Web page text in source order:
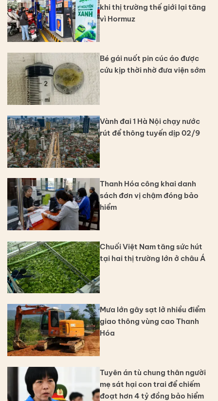
khi thị trường thế giới lại tăng
vì Hormuz
Bé gái nuốt pin cúc áo được
cứu kịp thời nhờ đưa viện sớm
Vành đai 1 Hà Nội chạy nước
rút để thông tuyến dịp 02/9
Thanh Hóa công khai danh
sách đơn vị chậm đóng bảo
hiểm
Chuối Việt Nam tăng sức hút
tại hai thị trường lớn ở châu Á
Mưa lớn gây sạt lở nhiều điểm
giao thông vùng cao Thanh
Hóa
Tuyên án tù chung thân người
mẹ sát hại con trai để chiếm
đoạt hơn 4 tỷ đồng bảo hiểm